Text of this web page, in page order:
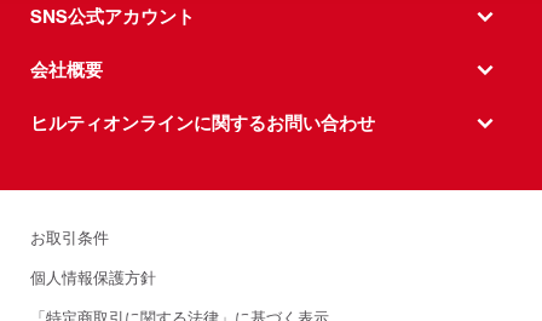
SNS公式アカウント
会社概要
ヒルティオンラインに関するお問い合わせ
お取引条件
個人情報保護方針
「特定商取引に関する法律」に基づく表示